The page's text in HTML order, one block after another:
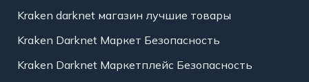
Kraken darknet магазин лучшие товары
Kraken Darknet Маркет Безопасность
Kraken Darknet Маркетплейс Безопасность